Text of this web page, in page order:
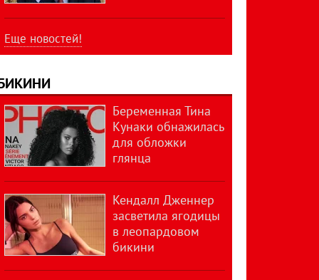
Еще новостей!
Беременная Тина
Кунаки обнажилась
для обложки
глянца
Кендалл Дженнер
засветила ягодицы
в леопардовом
бикини